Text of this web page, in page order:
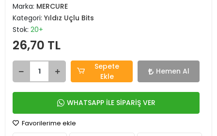
Marka: MERCURE
Kategori: Yıldız Uçlu Bits
Stok: 20+
26,70 TL
Sepete
Ekle
Hemen Al
WHATSAPP İLE SİPARİŞ VER
Favorilerime ekle